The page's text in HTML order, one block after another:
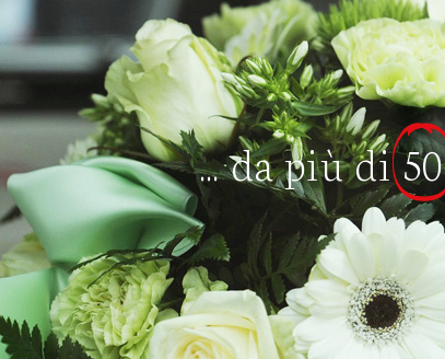
... da più di50